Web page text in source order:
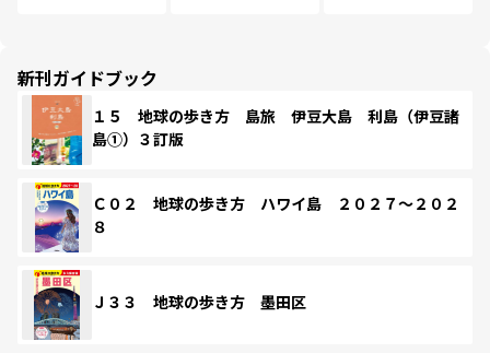
新刊ガイドブック
１５ 地球の歩き方 島旅 伊豆大島 利島（伊豆諸
島①）３訂版
Ｃ０２ 地球の歩き方 ハワイ島 ２０２７～２０２
８
Ｊ３３ 地球の歩き方 墨田区